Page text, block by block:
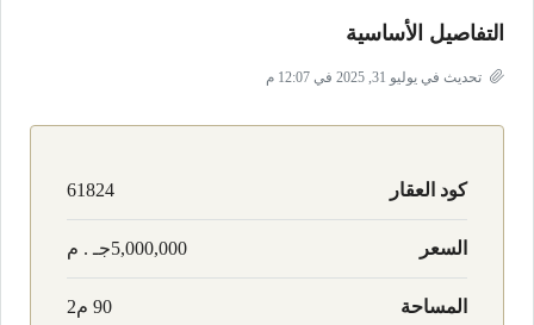
التفاصيل الأساسية
تحديث في يوليو 31, 2025 في 12:07 م
كود العقار 61824
السعر 5,000,000جـ . م
المساحة 90 م2